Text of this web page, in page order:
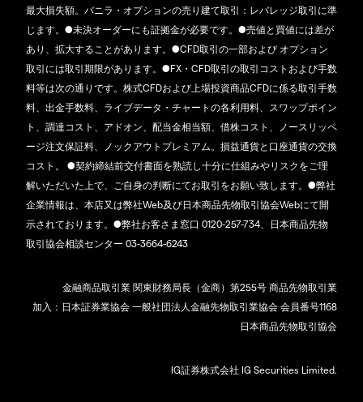
最大損失額。バニラ・オプションの売り建て取引：レバレッジ取引に準
じます。●未決オーダーにも証拠金が必要です。●売値と買値には差が
あり、拡大することがあります。●CFD取引の一部および オプション
取引には取引期限があります。●FX・CFD取引の取引コストおよび手数
料等は次の通りです。株式CFDおよび上場投資商品CFDに係る取引手数
料、出金手数料、ライブデータ・チャートの各利用料、スワップポイン
ト、調達コスト、アドオン、配当金相当額、借株コスト、ノースリッペ
ージ注文保証料、ノックアウトプレミアム。損益通貨と口座通貨の交換
コスト。 ●契約締結前交付書面を熟読し十分に仕組みやリスクをご理
解いただいた上で、ご自身の判断にてお取引をお願い致します。●弊社
企業情報は、本店又は弊社Web及び日本商品先物取引協会Webにて開
示されております。●弊社お客さま窓口 0120-257-734、日本商品先物
取引協会相談センター 03-3664-6243
金融商品取引業 関東財務局長（金商）第255号 商品先物取引業
加入：日本証券業協会 一般社団法人金融先物取引業協会 会員番号1168
日本商品先物取引協会
IG証券株式会社 IG Securities Limited.